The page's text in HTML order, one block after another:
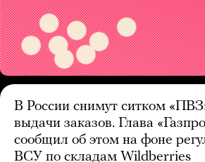
В России снимут ситком
выдачи заказов. Глава
сообщил об этом на фоне
ВСУ по складам Wildberries